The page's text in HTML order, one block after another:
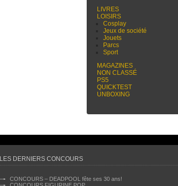
LIVRES
LOISIRS
Cosplay
Jeux de société
Jouets
Parcs
Sport
MAGAZINES
NON CLASSÉ
PS5
QUICKTEST
UNBOXING
LES DERNIERS CONCOURS
CONCOURS – DEADPOOL fête ses 30 ans!